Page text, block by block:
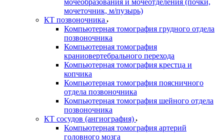
мочеобразования и мочеотделения (почки,
мочеточник, м/пузырь)
КТ позвоночника
Компьютерная томография грудного отдела
позвоночника
Компьютерная томография
краниовертебрального перехода
Компьютерная томография крестца и
копчика
Компьютерная томография поясничного
отдела позвоночника
Компьютерная томография шейного отдела
позвоночника
КТ сосудов (ангиография)
Компьютерная томография артерий
головного мозга